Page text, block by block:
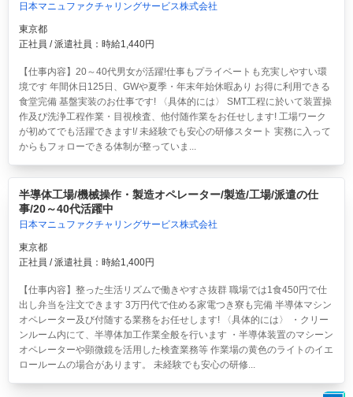
日本マニュファクチャリングサービス株式会社
東京都
正社員 / 派遣社員：時給1,440円
【仕事内容】20～40代男女が活躍!仕事もプライベートも充実しやすい環
境です 年間休日125日、GWや夏季・年末年始休暇あり お得に利用できる
食堂完備 基盤実装のお仕事です! 〈具体的には〉 SMT工程に於いて装置操
作及び洗浄工程作業・目視検査、他付随作業をお任せします! 工場ワーク
が初めてでも活躍できます!/ 未経験でも安心の研修スタート 実務に入って
からもフォローできる体制が整っていま...
半導体工場/機械操作・製造オペレーター/製造/工場/派遣の仕
事/20～40代活躍中
日本マニュファクチャリングサービス株式会社
東京都
正社員 / 派遣社員：時給1,400円
【仕事内容】整った生活リズムで働きやすさ抜群 職場では1食450円で仕
出し弁当を注文できます 3万円代で住める家電つき寮も完備 半導体マシン
オペレーター及び付随する業務をお任せします! 〈具体的には〉 ・クリー
ンルーム内にて、半導体加工作業全般を行います ・半導体装置のマシーン
オペレーターや顕微鏡を活用した検査業務等 作業場の黄色のライトのイエ
ロールームの場合があります。 未経験でも安心の研修...